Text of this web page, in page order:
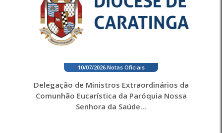
10/07/2026. Notas Oficiais
Delegação de Ministros Extraordinários da
Comunhão Eucarística da Paróquia Nossa
Senhora da Saúde...